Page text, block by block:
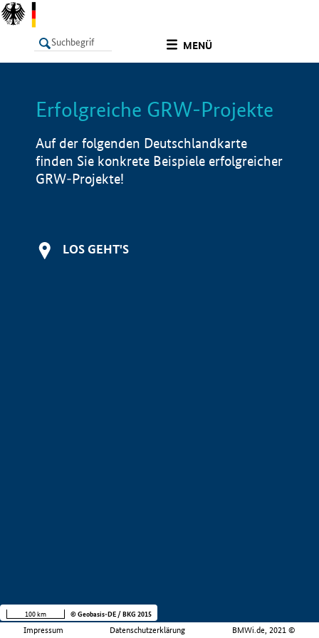
MENÜ
LISTE Info
Erfolgreiche GRW-Projekte
Auf der folgenden Deutschlandkarte
finden Sie konkrete Beispiele erfolgreicher
GRW-Projekte!
LOS GEHT'S
Impressum Datenschutzerklärung BMWi.de, 2021 ©
100 km © Geobasis-DE / BKG 2015